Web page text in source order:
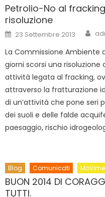
Petrolio-No al
risoluzione
Posted
on
23 Settembre 2013
La Commissione Ambiente
giorni scorsi una
attività legata al fracking,
attraverso la fratturazione
di un’attività che pone seri
dei suoli e delle falde
paesaggio, rischio
Blog Comunicati
BUON 2014 DI
TUTTI.